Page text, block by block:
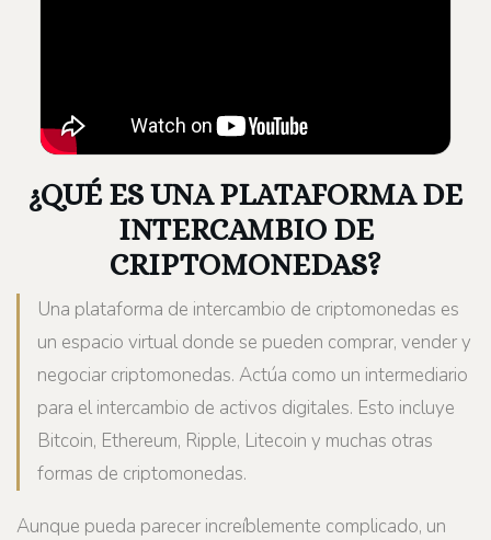
¿QUÉ ES UNA PLATAFORMA DE
INTERCAMBIO DE
CRIPTOMONEDAS?
Una plataforma de intercambio de criptomonedas es
un espacio virtual donde se pueden comprar, vender y
negociar criptomonedas. Actúa como un intermediario
para el intercambio de activos digitales. Esto incluye
Bitcoin, Ethereum, Ripple, Litecoin y muchas otras
formas de criptomonedas.
Aunque pueda parecer increíblemente complicado, un